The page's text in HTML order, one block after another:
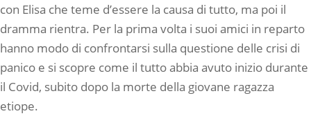
con Elisa che teme d’essere la causa di tutto, ma poi il
dramma rientra. Per la prima volta i suoi amici in reparto
hanno modo di confrontarsi sulla questione delle crisi di
panico e si scopre come il tutto abbia avuto inizio durante
il Covid, subito dopo la morte della giovane ragazza
etiope.